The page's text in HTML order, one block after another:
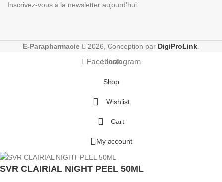
Inscrivez-vous à la newsletter aujourd'hui
E-Parapharmacie 2026, Conception par DigiProLink
FacebookInstagram
Shop
Wishlist
Cart
My account
SVR CLAIRIAL NIGHT PEEL 50ML